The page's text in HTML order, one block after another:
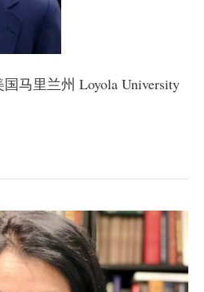
国马里兰州 Loyola University